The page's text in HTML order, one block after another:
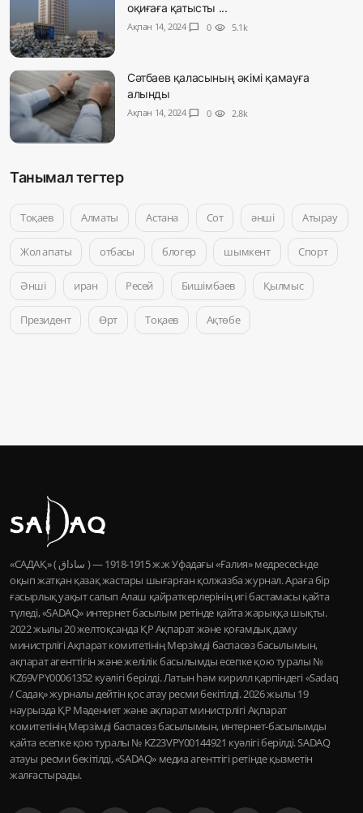
оқиғаға қатысты ...
Ақпан 14, 2024 chat_bubble 0 visibility 5.1k
Сәтбаев қаласының әкімі қамауға
алынды
Ақпан 14, 2024 chat_bubble 0 visibility 2.8k
Танымал тегтер
Тоқаев Алматы Астана Сот әнші Атырау
Жол апаты отбасы блогер шымкент Спорт
Әнші иран Ресей Бишімбаев Қылмыс
Президент Өрт Тоқаев Ақтөбе
«САДАҚ» ( ساداق ) — 1915-1918 ж.ж Уфадағы «Ғалия» медресесінде
оқып жатқан қазақ жастары шығарған қолжазба журнал. Араға бір
ғасырлық уақыт салып Алаш қайраткерлерінің игі бастамасы қайта
түледі, «SADAQ» интернет басылым ретінде қайта жарыққа шықты.
2022 жылы 20 желтоқсанда ҚР Ақпарат және қоғамдық даму
министрлігі Ақпарат комитетінің Мерзімді баспасөз басылымын,
ақпарат агенттігін және желілік басылымды есепке қою туралы №
KZ69VPY00061352 куәлігі берілді. Латын һәм кирилл қарпіндегі «Sadaq
/ Садақ» журналы дейтін қос атау ресми бекітілді. 2026 жылы 19
наурызда ҚР Мәдениет және ақпарат министрлігі Ақпарат
комитетінің Мерзімді баспасөз басылымын, интернет-басылымды
қайта есепке қою туралы № KZ23VPY00144921 куәлігі берілді. SADAQ
атауы ресми бекітілді, «SADAQ» медиа агенттігі ретінде қызметін
жалғастырады.